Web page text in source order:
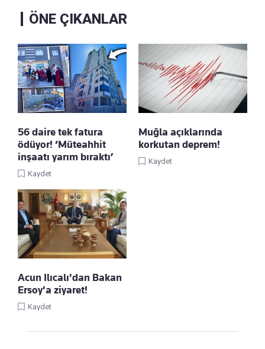
ÖNE ÇIKANLAR
56 daire tek fatura
ödüyor! ‘Müteahhit
inşaatı yarım bıraktı’
Kaydet
Muğla açıklarında
korkutan deprem!
Kaydet
Acun Ilıcalı'dan Bakan
Ersoy'a ziyaret!
Kaydet